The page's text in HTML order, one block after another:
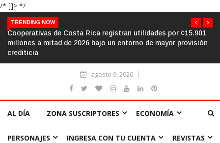
/* ]]> */
TRENDING NOW
Cooperativas de Costa Rica registran utilidades por ¢15.901
millones a mitad de 2026 bajo un entorno de mayor provisión
crediticia
agosto 9, 2026
AL DÍA ZONA SUSCRIPTORES ECONOMÍA
PERSONAJES INGRESA CON TU CUENTA REVISTAS